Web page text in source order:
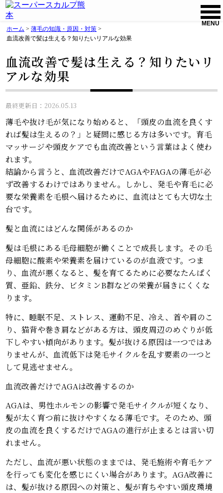
MENU
ホーム >薄毛の知識・原因・対策 >
血流改善で髪は生える？知りたいリアルな効果
血流改善で髪は生える？知りたいリ
アルな効果
最終更新日：2026.05.13
薄毛や抜け毛が気になり始めると、「頭皮の血流を良くす
れば髪は生えるの？」と疑問に感じる方は多いです。育毛
マッサージや頭皮ケアでも血流改善という言葉はよく使わ
れます。
結論から言うと、血流改善だけでAGAやFAGAの薄毛が必
ず改善するわけではありません。しかし、発毛や育毛に必
要な栄養素を毛根へ届けるために、血流はとても大切な土
台です。
髪と血流にはどんな関係があるのか
髪は毛根にある毛母細胞が働くことで成長します。その毛
母細胞に酸素や栄養素を届けているのが血液です。つま
り、血流が悪くなると、髪を育てるために必要なたんぱく
質、亜鉛、鉄分、ビタミンB群などの栄養が届きにくくな
ります。
特に、睡眠不足、ストレス、運動不足、冷え、首や肩のこ
り、猫背や巻き肩などがある方は、頭皮周辺のめぐりが低
下しやすい傾向があります。髪が抜ける原因は一つではあ
りませんが、血流低下は発毛サイクルを乱す要素の一つと
して見逃せません。
血流改善だけでAGAは改善するのか
AGAは、男性ホルモンの影響で発毛サイクルが短くなり、
髪が太く育つ前に抜けやすくなる薄毛です。そのため、頭
皮の血流を良くするだけでAGAの進行が止まるとは言い切
れません。
ただし、血流が悪い状態のままでは、発毛施術や育毛ケア
を行っても変化を感じにくい場合があります。AGA改善に
は、髪が抜ける原因への対策と、髪が育ちやすい頭皮環境